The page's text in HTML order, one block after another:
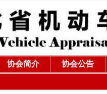
协会简介 协会公告